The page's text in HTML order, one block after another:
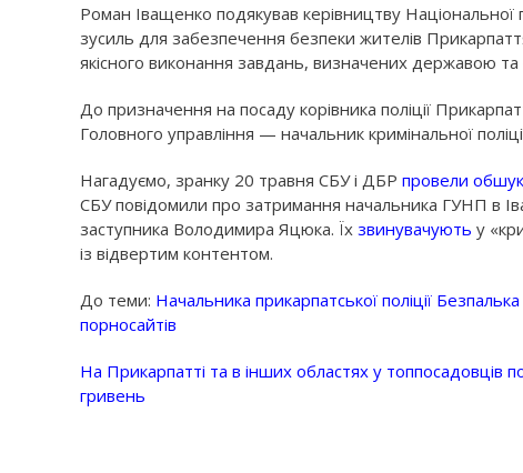
Роман Іващенко подякував керівництву
зусиль для забезпечення безпеки жителів
якісного виконання завдань, визначених державою та
До призначення на посаду корівника поліції
Головного управління — начальник кримінальної
Нагадуємо, зранку 20 травня СБУ і ДБР провели
СБУ повідомили про затримання начальника ГУНП в
заступника Володимира Яцюка. Їх звинувачують у
із відвертим контентом.
До теми: Начальника прикарпатської поліції
порносайтів
На Прикарпатті та в інших областях у топпосадовців
гривень